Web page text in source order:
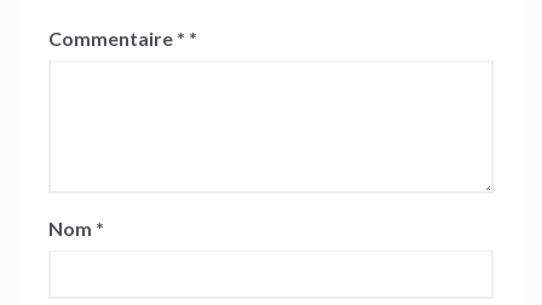
Commentaire *
Nom *